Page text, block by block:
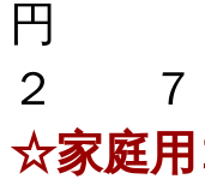
円
２ ７
☆家庭用